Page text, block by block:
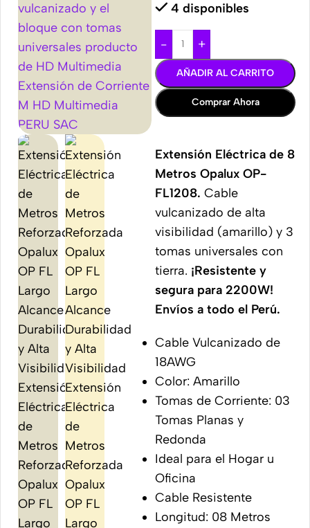
4 disponibles
- +
AÑADIR AL CARRITO
Comprar Ahora
Extensión Eléctrica de 8
Metros Opalux OP-
FL1208. Cable
vulcanizado de alta
visibilidad (amarillo) y 3
tomas universales con
tierra. ¡Resistente y
segura para 2200W!
Envíos a todo el Perú.
Cable Vulcanizado de
18AWG
Color: Amarillo
Tomas de Corriente: 03
Tomas Planas y
Redonda
Ideal para el Hogar u
Oficina
Cable Resistente
Longitud: 08 Metros